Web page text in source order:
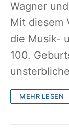
Wagner
Mit diesem
die Musik-
100.
MEHR LESEN